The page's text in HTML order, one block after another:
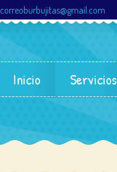
correoburbujitas@gmail.com
Inicio Servicios